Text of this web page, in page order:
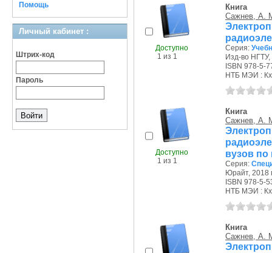
Помощь
Личный кабинет :
Штрих-код
Пароль
Доступно
1 из 1
Книга
Сажнев, А.
Серия:
Изд-во НГТУ,
ISBN 978-5-
НТБ МЭИ : Кх
Доступно
1 из 1
Книга
Сажнев, А.
вузов
Серия:
Юрайт, 2018
ISBN 978-5-
НТБ МЭИ : Кх
Книга
Сажнев, А.